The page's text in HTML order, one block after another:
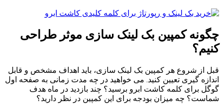
چگونه کمپین بک لینک سازی موثر طراحی
کنیم؟
قبل از شروع هر کمپین بک لینک سازی، باید اهداف مشخص و قابل
اندازه گیری تعیین کنید. می خواهید در چه مدت زمانی به صفحه اول
گوگل برای کلمه کاشت ابرو برسید؟ چند بازدید در ماه هدف
شماست؟ چه میزان بودجه برای این کمپین در نظر دارید؟